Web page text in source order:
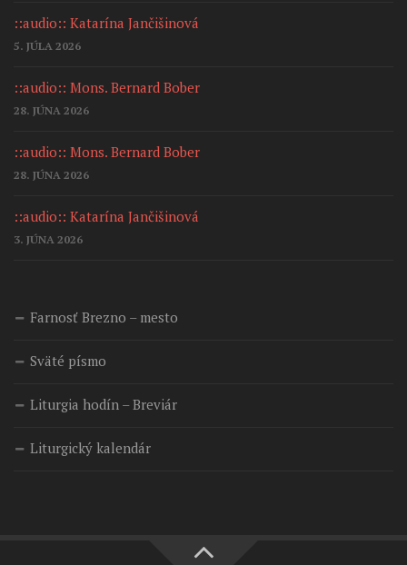
::audio:: Katarína Jančišinová
5. JÚLA 2026
::audio:: Mons. Bernard Bober
28. JÚNA 2026
::audio:: Mons. Bernard Bober
28. JÚNA 2026
::audio:: Katarína Jančišinová
3. JÚNA 2026
Farnosť Brezno – mesto
Sväté písmo
Liturgia hodín – Breviár
Liturgický kalendár